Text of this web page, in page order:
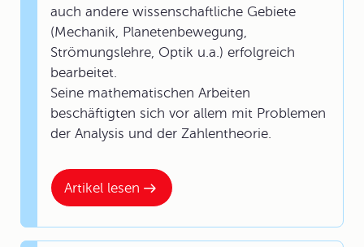
Artikel lesen
auch andere wissenschaftliche Gebiete
(Mechanik, Planetenbewegung,
Strömungslehre, Optik u.a.) erfolgreich
bearbeitet.
Seine mathematischen Arbeiten
beschäftigten sich vor allem mit Problemen
der Analysis und der Zahlentheorie.